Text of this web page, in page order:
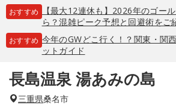
おすすめ
【最大12連休も】2026年のゴー
ら？混雑ピーク予想と回避術をご
おすすめ 今年のGWどこ行く！？関東・関
ットガイド
長島温泉 湯あみの島
三重県桑名市